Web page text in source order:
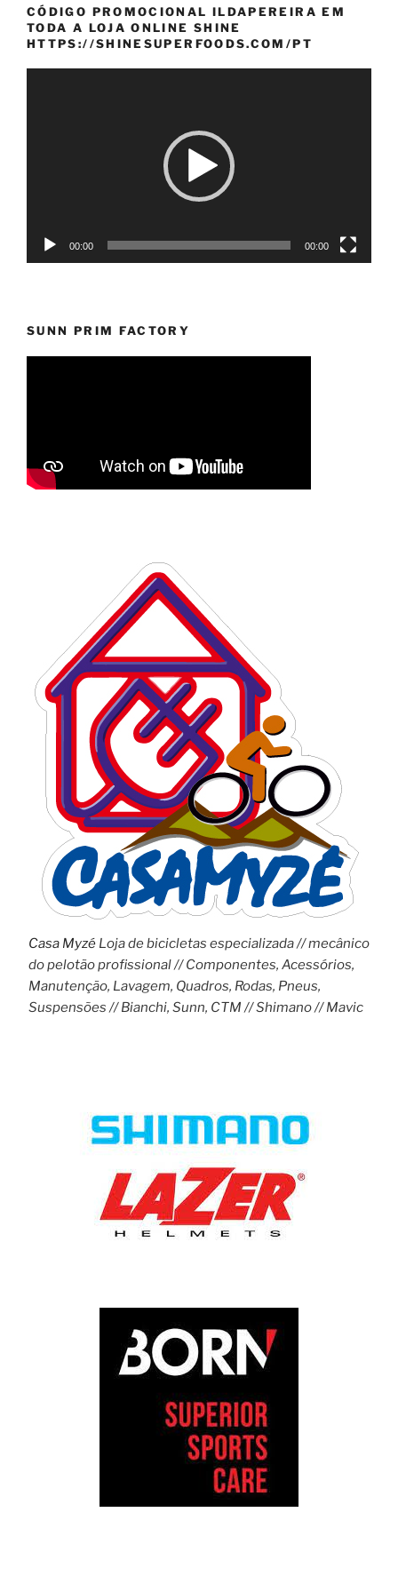
CÓDIGO PROMOCIONAL ILDAPEREIRA EM
TODA A LOJA ONLINE SHINE
HTTPS://SHINESUPERFOODS.COM/PT
00:00 00:00
SUNN PRIM FACTORY
Casa MyzéLoja de bicicletas especializada // mecânico
do pelotão profissional // Componentes, Acessórios,
Manutenção, Lavagem, Quadros, Rodas, Pneus,
Suspensões // Bianchi, Sunn, CTM // Shimano // Mavic